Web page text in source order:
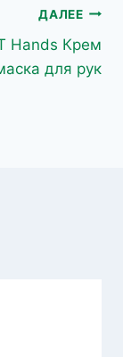
ДАЛЕЕ
Hands Крем
для рук